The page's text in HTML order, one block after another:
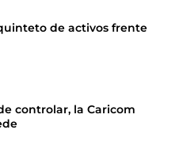
de activos frente
controlar, la Caricom